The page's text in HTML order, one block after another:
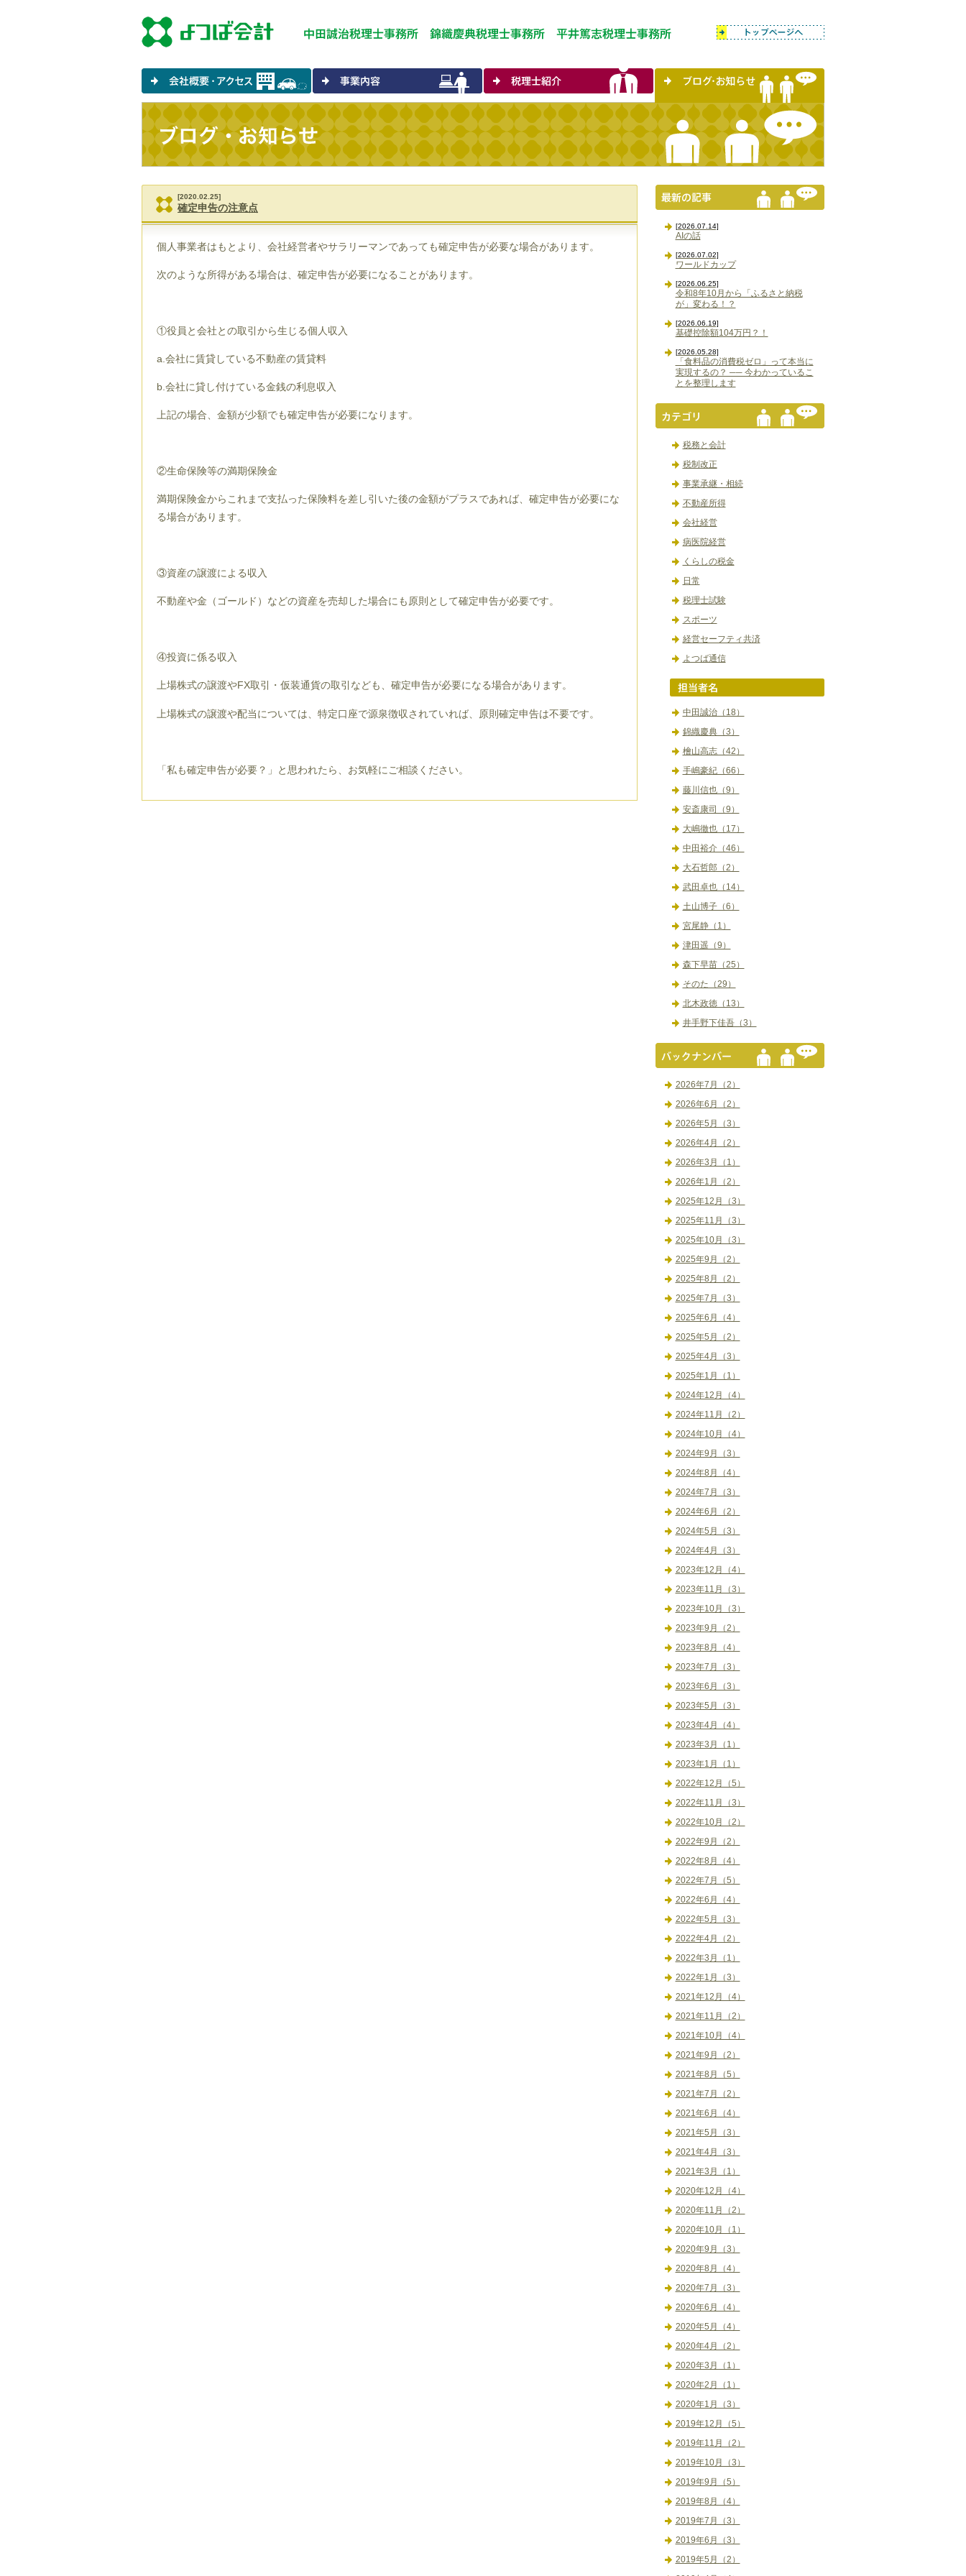
[2020.02.25]
確定申告の注意点
個人事業者はもとより、会社経営者やサラリーマンであっても確定申告が必要な場合があります。
次のような所得がある場合は、確定申告が必要になることがあります。
①役員と会社との取引から生じる個人収入
a.会社に賃貸している不動産の賃貸料
b.会社に貸し付けている金銭の利息収入
上記の場合、金額が少額でも確定申告が必要になります。
②生命保険等の満期保険金
満期保険金からこれまで支払った保険料を差し引いた後の金額がプラスであれば、確定申告が必要にな
る場合があります。
③資産の譲渡による収入
不動産や金（ゴールド）などの資産を売却した場合にも原則として確定申告が必要です。
④投資に係る収入
上場株式の譲渡やFX取引・仮装通貨の取引なども、確定申告が必要になる場合があります。
上場株式の譲渡や配当については、特定口座で源泉徴収されていれば、原則確定申告は不要です。
「私も確定申告が必要？」と思われたら、お気軽にご相談ください。
[2026.07.14]
AIの話
[2026.07.02]
ワールドカップ
[2026.06.25]
令和8年10月から「ふるさと納税
が」変わる！？
[2026.06.19]
基礎控除額104万円？！
[2026.05.28]
「食料品の消費税ゼロ」って本当に
実現するの？ ── 今わかっているこ
とを整理します
税務と会計
税制改正
事業承継・相続
不動産所得
会社経営
病医院経営
くらしの税金
日常
税理士試験
スポーツ
経営セーフティ共済
よつば通信
中田誠治（18）
錦織慶典（3）
檜山高志（42）
手嶋豪紀（66）
藤川信也（9）
安斎康司（9）
大嶋徹也（17）
中田裕介（46）
大石哲郎（2）
武田卓也（14）
土山博子（6）
宮尾静（1）
津田遥（9）
森下早苗（25）
そのた（29）
北木政徳（13）
井手野下佳吾（3）
2026年7月（2）
2026年6月（2）
2026年5月（3）
2026年4月（2）
2026年3月（1）
2026年1月（2）
2025年12月（3）
2025年11月（3）
2025年10月（3）
2025年9月（2）
2025年8月（2）
2025年7月（3）
2025年6月（4）
2025年5月（2）
2025年4月（3）
2025年1月（1）
2024年12月（4）
2024年11月（2）
2024年10月（4）
2024年9月（3）
2024年8月（4）
2024年7月（3）
2024年6月（2）
2024年5月（3）
2024年4月（3）
2023年12月（4）
2023年11月（3）
2023年10月（3）
2023年9月（2）
2023年8月（4）
2023年7月（3）
2023年6月（3）
2023年5月（3）
2023年4月（4）
2023年3月（1）
2023年1月（1）
2022年12月（5）
2022年11月（3）
2022年10月（2）
2022年9月（2）
2022年8月（4）
2022年7月（5）
2022年6月（4）
2022年5月（3）
2022年4月（2）
2022年3月（1）
2022年1月（3）
2021年12月（4）
2021年11月（2）
2021年10月（4）
2021年9月（2）
2021年8月（5）
2021年7月（2）
2021年6月（4）
2021年5月（3）
2021年4月（3）
2021年3月（1）
2020年12月（4）
2020年11月（2）
2020年10月（1）
2020年9月（3）
2020年8月（4）
2020年7月（3）
2020年6月（4）
2020年5月（4）
2020年4月（2）
2020年3月（1）
2020年2月（1）
2020年1月（3）
2019年12月（5）
2019年11月（2）
2019年10月（3）
2019年9月（5）
2019年8月（4）
2019年7月（3）
2019年6月（3）
2019年5月（2）